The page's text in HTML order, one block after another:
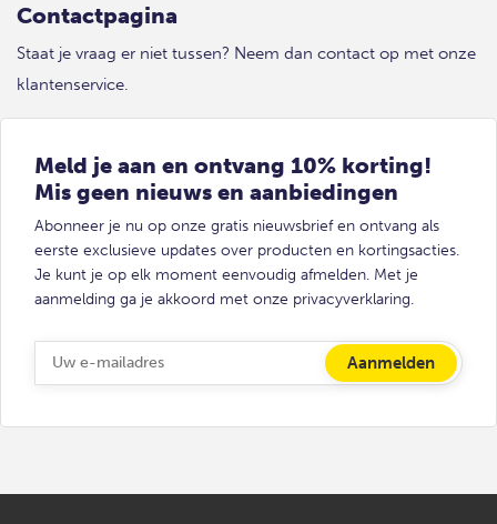
Contactpagina
Staat je vraag er niet tussen? Neem dan contact op met onze
klantenservice.
Meld je aan en ontvang 10% korting!
Mis geen nieuws en aanbiedingen
Abonneer je nu op onze gratis nieuwsbrief en ontvang als
eerste exclusieve updates over producten en kortingsacties.
Je kunt je op elk moment eenvoudig afmelden. Met je
aanmelding ga je akkoord met onze privacyverklaring.